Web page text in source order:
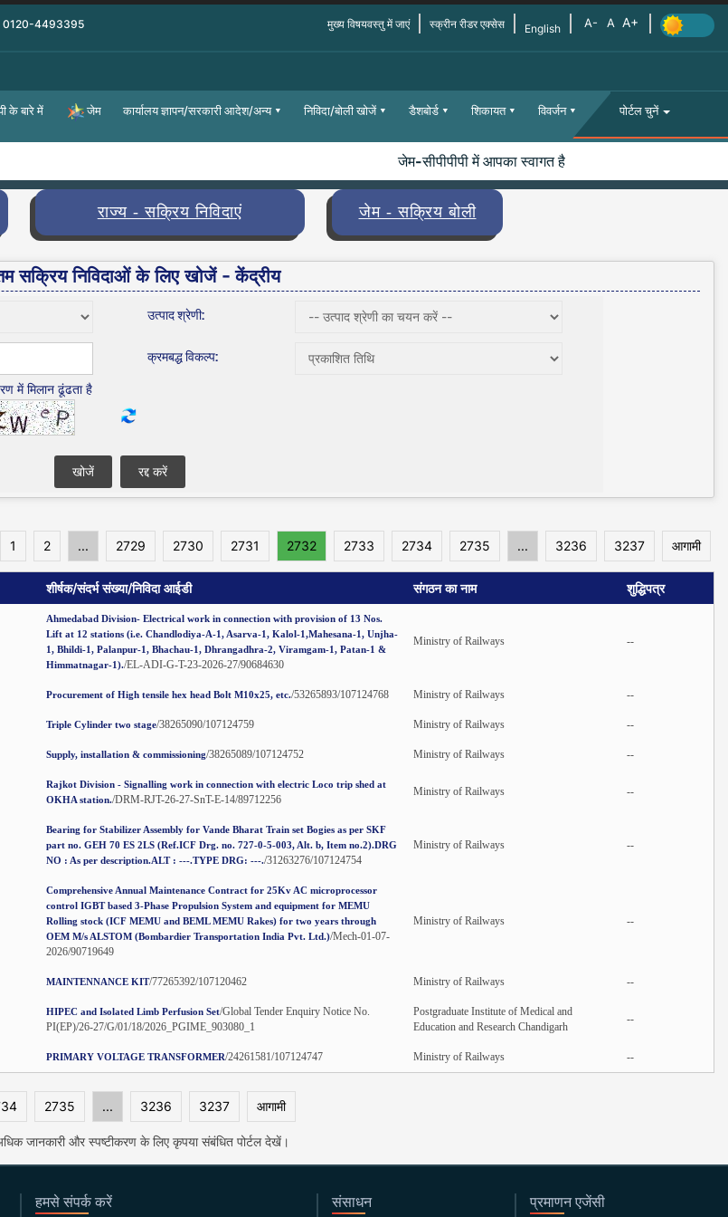
0120-4493395 मुख्य विषयवस्तु में जाएं स्क्रीन रीडर एक्सेस English
के बारे में जेम कार्यालय ज्ञापन/सरकारी आदेश/अन्य निविदा/बोली खोजें डैशबोर्ड शिकायत विवर्जन पोर्टल चुनें
जेम-सीपीपीपी में आपका स्वागत है
राज्य - सक्रिय निविदाएं जेम - सक्रिय बोली
सक्रिय निविदाओं के लिए खोजें - केंद्रीय
उत्पाद श्रेणी:
क्रमबद्ध विकल्प:
में मिलान ढूंढता है
1 2 ... 2729 2730 2731 2732 2733 2734 2735 ... 3236 3237 आगामी
शीर्षक/संदर्भ संख्या/निविदा आईडी संगठन का नाम शुद्धिपत्र
Ahmedabad Division- Electrical work in connection with provision of 13 Nos.
Lift at 12 stations (i.e. Chandlodiya-A-1, Asarva-1, Kalol-1,Mahesana-1, Unjha-
1, Bhildi-1, Palanpur-1, Bhachau-1, Dhrangadhra-2, Viramgam-1, Patan-1 &
Himmatnagar-1)./EL-ADI-G-T-23-2026-27/90684630
Ministry of Railways --
Procurement of High tensile hex head Bolt M10x25, etc./53265893/107124768 Ministry of Railways --
Triple Cylinder two stage/38265090/107124759 Ministry of Railways --
Supply, installation & commissioning/38265089/107124752 Ministry of Railways --
Rajkot Division - Signalling work in connection with electric Loco trip shed at
OKHA station./DRM-RJT-26-27-SnT-E-14/89712256
Ministry of Railways --
Bearing for Stabilizer Assembly for Vande Bharat Train set Bogies as per SKF
part no. GEH 70 ES 2LS (Ref.ICF Drg. no. 727-0-5-003, Alt. b, Item no.2).DRG
NO : As per description.ALT : ---.TYPE DRG: ---./31263276/107124754
Ministry of Railways --
Comprehensive Annual Maintenance Contract for 25Kv AC microprocessor
control IGBT based 3-Phase Propulsion System and equipment for MEMU
Rolling stock (ICF MEMU and BEML MEMU Rakes) for two years through
OEM M/s ALSTOM (Bombardier Transportation India Pvt. Ltd.)/Mech-01-07-
2026/90719649
Ministry of Railways --
MAINTENNANCE KIT/77265392/107120462 Ministry of Railways --
HIPEC and Isolated Limb Perfusion Set/Global Tender Enquiry Notice No.
PI(EP)/26-27/G/01/18/2026_PGIME_903080_1
Postgraduate Institute of Medical and
Education and Research Chandigarh
--
PRIMARY VOLTAGE TRANSFORMER/24261581/107124747 Ministry of Railways --
2735 ... 3236 3237 आगामी
जानकारी और स्पष्टीकरण के लिए कृपया संबंधित पोर्टल देखें।
हमसे संपर्क करें संसाधन प्रमाणन एजेंसी